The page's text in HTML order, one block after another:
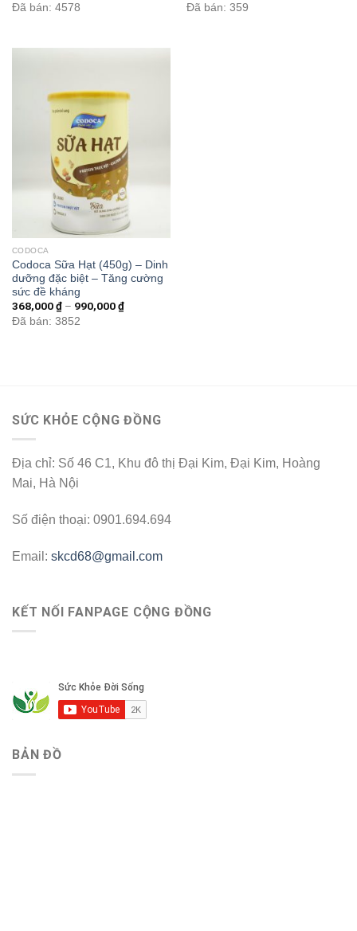
Đã bán: 4578 Đã bán: 359
CODOCA
Codoca Sữa Hạt (450g) – Dinh
dưỡng đặc biệt – Tăng cường
sức đề kháng
368,000₫– 990,000₫
Đã bán: 3852
SỨC KHỎE CỘNG ĐỒNG
Địa chỉ: Số 46 C1, Khu đô thị Đại Kim, Đại Kim, Hoàng
Mai, Hà Nội
Số điện thoại: 0901.694.694
Email: skcd68@gmail.com
KẾT NỐI FANPAGE CỘNG ĐỒNG
BẢN ĐỒ